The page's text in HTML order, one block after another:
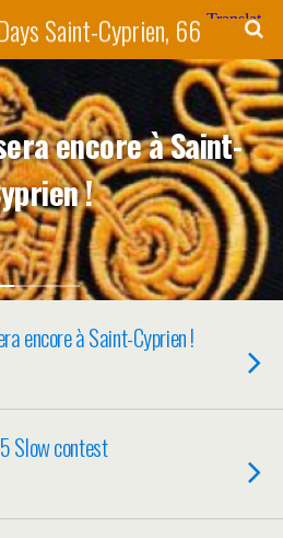
Saint-Cyprien, 66
encore à Saint-
!
encore à Saint-Cyprien !
Slow contest